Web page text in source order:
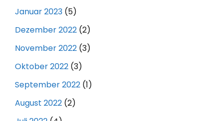
Januar 2023 (5)
Dezember 2022 (2)
November 2022 (3)
Oktober 2022 (3)
September 2022 (1)
August 2022 (2)